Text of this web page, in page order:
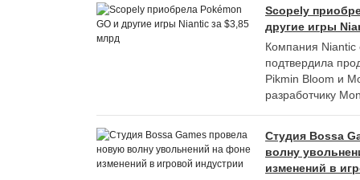
Scopely
другие игры
Компания
подтвердила
Pikmin Bloom и
разработчику
Студия Bossa
волну
изменений в